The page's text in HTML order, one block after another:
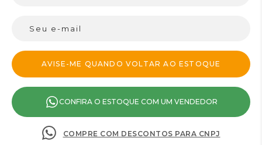
CONFIRA O ESTOQUE COM UM VENDEDOR
COMPRE COM DESCONTOS PARA CNPJ